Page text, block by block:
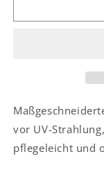
Teppich
vor UV-
pflegeleicht und